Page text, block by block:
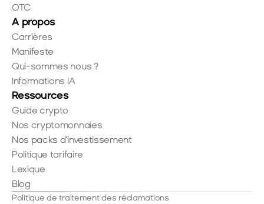
OTC
A propos
Carrières
Manifeste
Qui-sommes nous ?
Informations IA
Ressources
Guide crypto
Nos cryptomonnaies
Nos packs d'investissement
Politique tarifaire
Lexique
Blog
Politique de traitement des réclamations